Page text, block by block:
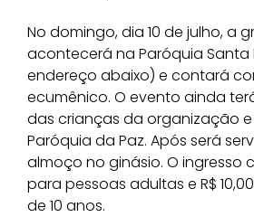
No domingo, dia 10 de julho, a
acontecerá na Paróquia Santa
endereço abaixo) e contará
ecumênico. O evento ainda
das crianças da organização
Paróquia da Paz. Após será
almoço no ginásio. O ingresso
para pessoas adultas e R$
de 10 anos.